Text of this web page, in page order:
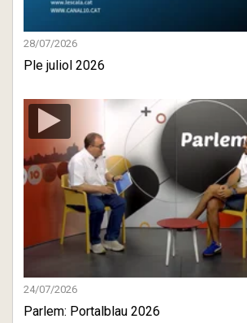
28/07/2026
Ple juliol 2026
24/07/2026
Parlem: Portalblau 2026